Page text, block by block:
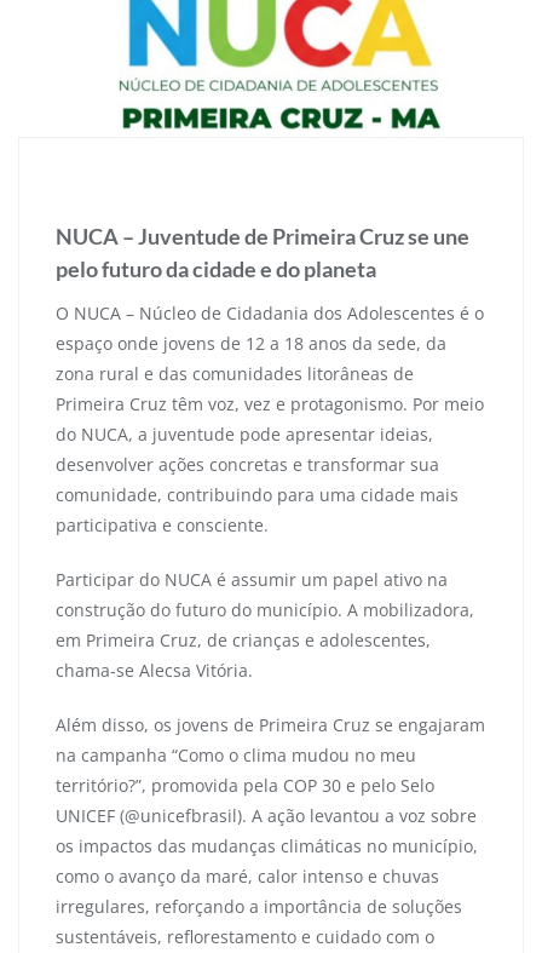
NUCA – Juventude de Primeira Cruz se une
pelo futuro da cidade e do planeta
O NUCA – Núcleo de Cidadania dos Adolescentes é o
espaço onde jovens de 12 a 18 anos da sede, da
zona rural e das comunidades litorâneas de
Primeira Cruz têm voz, vez e protagonismo. Por meio
do NUCA, a juventude pode apresentar ideias,
desenvolver ações concretas e transformar sua
comunidade, contribuindo para uma cidade mais
participativa e consciente.
Participar do NUCA é assumir um papel ativo na
construção do futuro do município. A mobilizadora,
em Primeira Cruz, de crianças e adolescentes,
chama-se Alecsa Vitória.
Além disso, os jovens de Primeira Cruz se engajaram
na campanha “Como o clima mudou no meu
território?”, promovida pela COP 30 e pelo Selo
UNICEF (@unicefbrasil). A ação levantou a voz sobre
os impactos das mudanças climáticas no município,
como o avanço da maré, calor intenso e chuvas
irregulares, reforçando a importância de soluções
sustentáveis, reflorestamento e cuidado com o